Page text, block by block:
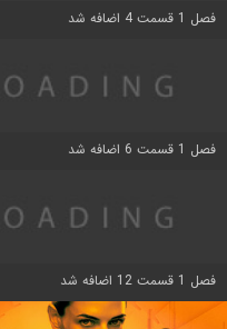
فصل 1 قسمت 4 اضافه شد
فصل 1 قسمت 6 اضافه شد
فصل 1 قسمت 12 اضافه شد